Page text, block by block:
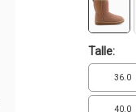
Talle:
36.0
40.0